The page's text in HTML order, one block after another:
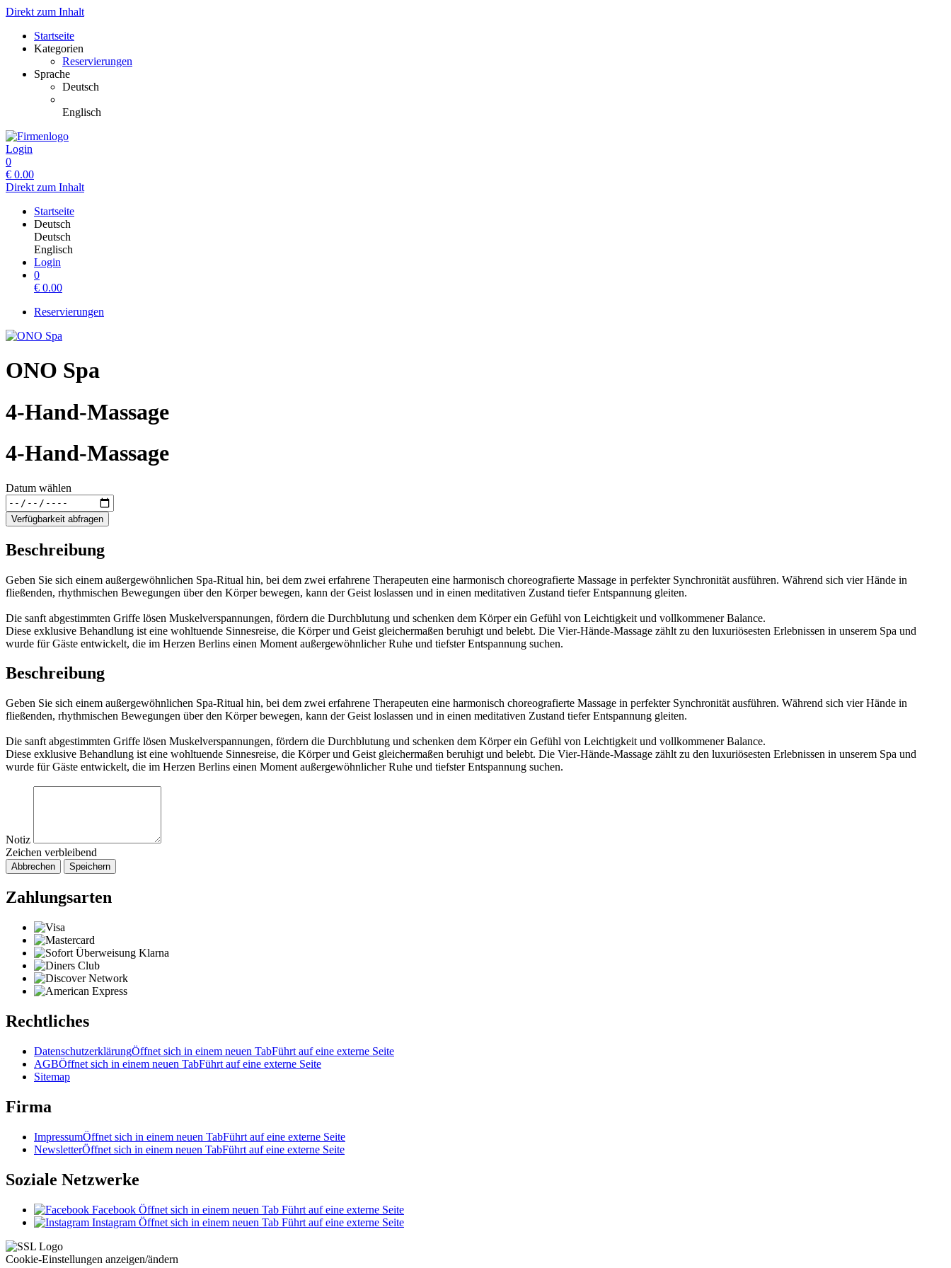
Direkt zum Inhalt
Startseite
Kategorien
Reservierungen
Sprache
Deutsch
Englisch
Login
0
€ 0.00
Direkt zum Inhalt
Startseite
Deutsch
Deutsch
Englisch
Login
0
€ 0.00
Reservierungen
ONO Spa
4-Hand-Massage
4-Hand-Massage
Datum wählen
Verfügbarkeit abfragen
Beschreibung
Geben Sie sich einem außergewöhnlichen Spa-Ritual hin, bei dem zwei erfahrene Therapeuten eine harmonisch choreografierte Massage in perfekter Synchronität ausführen. Während sich vier Hände in
fließenden, rhythmischen Bewegungen über den Körper bewegen, kann der Geist loslassen und in einen meditativen Zustand tiefer Entspannung gleiten.
Die sanft abgestimmten Griffe lösen Muskelverspannungen, fördern die Durchblutung und schenken dem Körper ein Gefühl von Leichtigkeit und vollkommener Balance.
Diese exklusive Behandlung ist eine wohltuende Sinnesreise, die Körper und Geist gleichermaßen beruhigt und belebt. Die Vier-Hände-Massage zählt zu den luxuriösesten Erlebnissen in unserem Spa und
wurde für Gäste entwickelt, die im Herzen Berlins einen Moment außergewöhnlicher Ruhe und tiefster Entspannung suchen.
Beschreibung
Geben Sie sich einem außergewöhnlichen Spa-Ritual hin, bei dem zwei erfahrene Therapeuten eine harmonisch choreografierte Massage in perfekter Synchronität ausführen. Während sich vier Hände in
fließenden, rhythmischen Bewegungen über den Körper bewegen, kann der Geist loslassen und in einen meditativen Zustand tiefer Entspannung gleiten.
Die sanft abgestimmten Griffe lösen Muskelverspannungen, fördern die Durchblutung und schenken dem Körper ein Gefühl von Leichtigkeit und vollkommener Balance.
Diese exklusive Behandlung ist eine wohltuende Sinnesreise, die Körper und Geist gleichermaßen beruhigt und belebt. Die Vier-Hände-Massage zählt zu den luxuriösesten Erlebnissen in unserem Spa und
wurde für Gäste entwickelt, die im Herzen Berlins einen Moment außergewöhnlicher Ruhe und tiefster Entspannung suchen.
Notiz
Zeichen verbleibend
Abbrechen Speichern
Zahlungsarten
Rechtliches
DatenschutzerklärungÖffnet sich in einem neuen TabFührt auf eine externe Seite
AGBÖffnet sich in einem neuen TabFührt auf eine externe Seite
Sitemap
Firma
ImpressumÖffnet sich in einem neuen TabFührt auf eine externe Seite
NewsletterÖffnet sich in einem neuen TabFührt auf eine externe Seite
Soziale Netzwerke
Facebook Öffnet sich in einem neuen Tab Führt auf eine externe Seite
Instagram Öffnet sich in einem neuen Tab Führt auf eine externe Seite
Cookie-Einstellungen anzeigen/ändern